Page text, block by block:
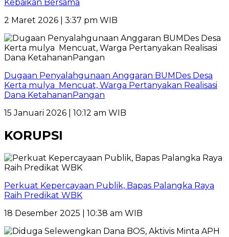
Kebaikan Bersama
2 Maret 2026 | 3:37 pm WIB
Dugaan Penyalahgunaan Anggaran BUMDes Desa
Kerta mulya Mencuat, Warga Pertanyakan Realisasi
Dana KetahananPangan
15 Januari 2026 | 10:12 am WIB
KORUPSI
Perkuat Kepercayaan Publik, Bapas Palangka Raya
Raih Predikat WBK
18 Desember 2025 | 10:38 am WIB